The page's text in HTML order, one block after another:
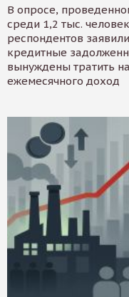
В опросе,
среди 1,2 тыс.
респондентов
кредитные
вынуждены тратить
ежемесячного доход